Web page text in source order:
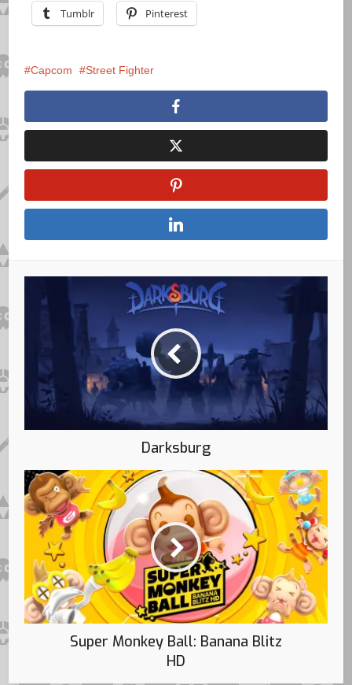
Tumblr Pinterest
Capcom Street Fighter
Darksburg
Super Monkey Ball: Banana Blitz
HD